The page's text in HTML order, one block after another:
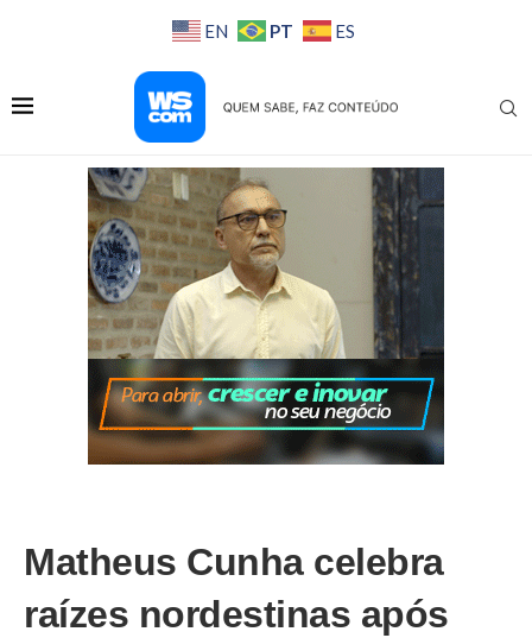
EN PT ES
Matheus Cunha celebra
raízes nordestinas após